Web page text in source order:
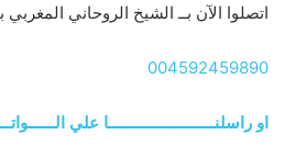
اتصلوا الآن بــ الشيخ الروحاني
004592459890
او راسلنــــــــــــــــــــــــا علي